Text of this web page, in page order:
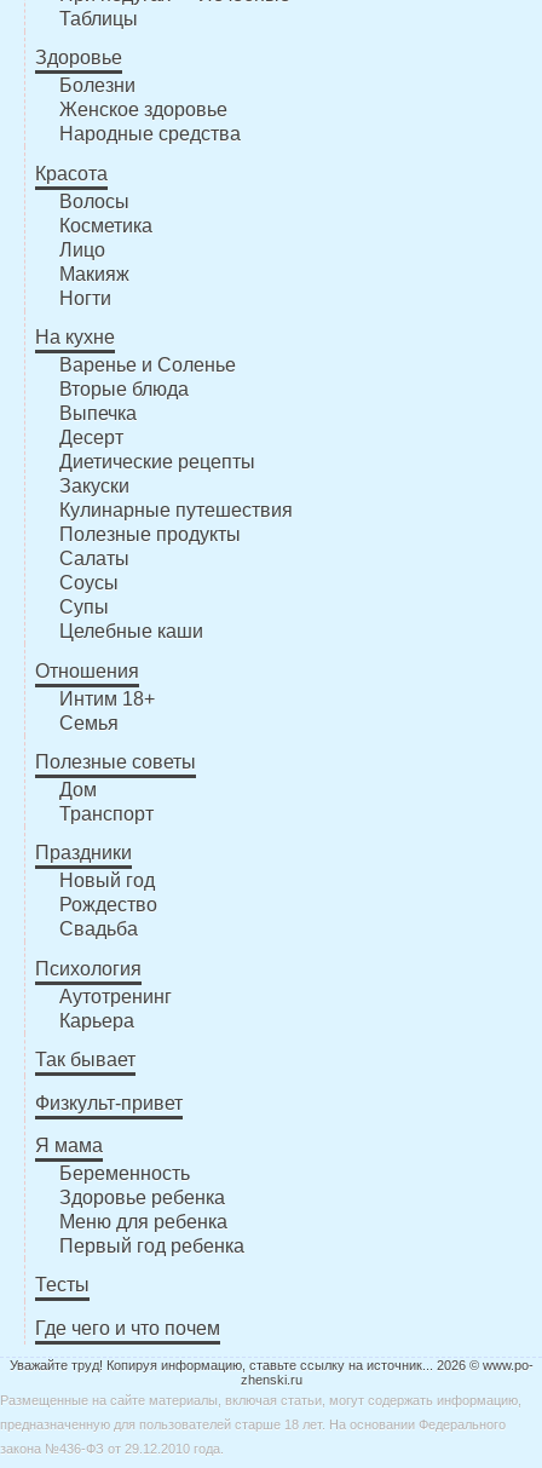
Таблицы
Здоровье
Болезни
Женское здоровье
Народные средства
Красота
Волосы
Косметика
Лицо
Макияж
Ногти
На кухне
Варенье и Соленье
Вторые блюда
Выпечка
Десерт
Диетические рецепты
Закуски
Кулинарные путешествия
Полезные продукты
Салаты
Соусы
Супы
Целебные каши
Отношения
Интим 18+
Семья
Полезные советы
Дом
Транспорт
Праздники
Новый год
Рождество
Свадьба
Психология
Аутотренинг
Карьера
Так бывает
Физкульт-привет
Я мама
Беременность
Здоровье ребенка
Меню для ребенка
Первый год ребенка
Тесты
Где чего и что почем
Уважайте труд! Копируя информацию, ставьте ссылку на источник... 2026 © www.po-
zhenski.ru
Размещенные на сайте материалы, включая статьи, могут содержать информацию,
предназначенную для пользователей старше 18 лет. На основании Федерального
закона №436-ФЗ от 29.12.2010 года.